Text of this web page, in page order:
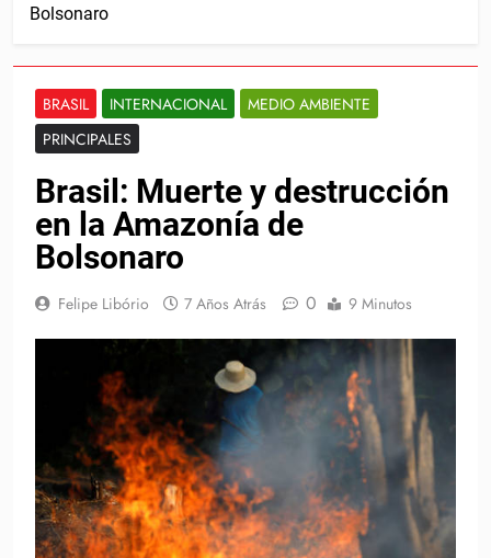
Bolsonaro
BRASIL INTERNACIONAL
MEDIO AMBIENTE
PRINCIPALES
Brasil: Muerte y destrucción
en la Amazonía de
Bolsonaro
Felipe Libório 7 Años Atrás 0 9 Minutos